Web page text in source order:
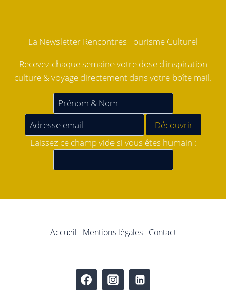
La Newsletter Rencontres Tourisme Culturel
Recevez chaque semaine votre dose d'inspiration
culture & voyage directement dans votre boîte mail.
Laissez ce champ vide si vous êtes humain :
Accueil Mentions légales Contact